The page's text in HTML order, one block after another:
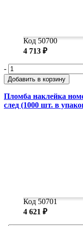
Код 50700
4 713 ₽
-
Добавить в корзину
Пломба наклейка
след (1000 шт. в
Код 50701
4 621 ₽